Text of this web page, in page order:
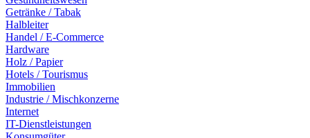
Getränke / Tabak
Halbleiter
Handel / E-Commerce
Hardware
Holz / Papier
Hotels / Tourismus
Immobilien
Industrie / Mischkonzerne
Internet
IT-Dienstleistungen